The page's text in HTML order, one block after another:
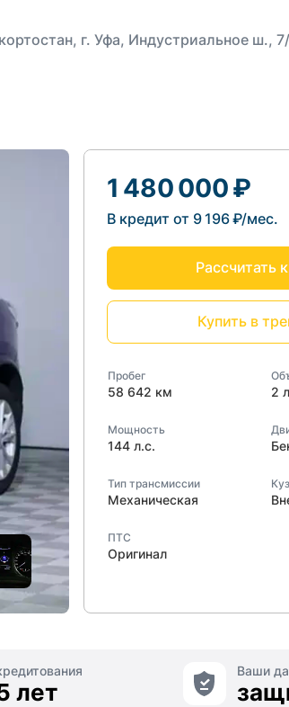
г. Уфа, Индустриальное ш.,
1 480 000 ₽
В кредит от 9 196 ₽/мес.
Рассчитать
Купить в
Пробег
58 642 км 2 л
Мощность
144 л.с.
Тип трансмиссии
Механическая
ПТС
Оригинал
лет
Ваши